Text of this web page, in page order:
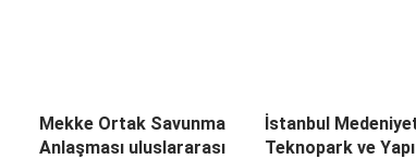
Mekke Ortak Savunma
Anlaşması uluslararası
İstanbul
Teknopark ve